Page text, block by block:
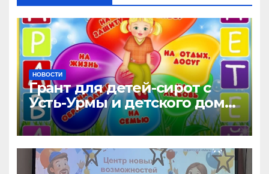
НОВОСТИ
Грант для детей-сирот с
Усть-Урмы и детского дома
“Малышок”